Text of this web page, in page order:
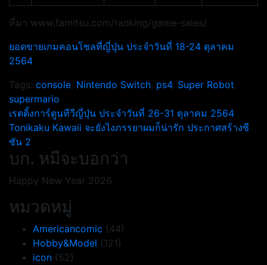
ที่มา www.famitsu.com/ranking/game-sales/
ยอดขายเกมคอนโซลที่ญี่ปุ่น ประจำวันที่ 18-24 ตุลาคม
2564
Tags: console, Nintendo Switch, ps4, Super Robot,
supermario
แนะแนว
เรื่อง
เรตติ้งการ์ตูนทีวีญี่ปุ่น ประจำวันที่ 26-31 ตุลาคม 2564
Tonikaku Kawaii จะยังไงภรรยาผมก็น่ารัก ประกาศสร้างซี
ซัน 2
บก. หมีจะบอกว่า
Happy New Year 2026
หมวดหมู่
Americancomic (44)
Hobby&Model (121)
icon (52)